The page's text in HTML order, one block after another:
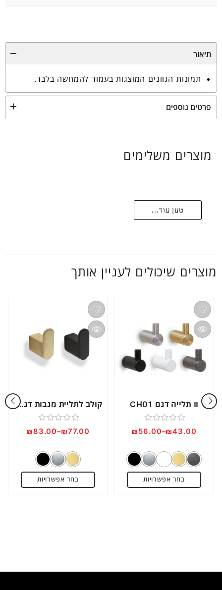
תיאור
תמונות הגוונים המוצגות בעמוד להמחשה בלבד.
פרטים נוספים
מוצרים משלימים
טען עוד...
מוצרים שיכולים לעניין אותך
וו תלייה דגם CH01
דורג
מתוך
5
₪43.00
–
₪56.00
בחר אפשרויות
קולב לתליית מגבות דגם RR10
דורג
מתוך
5
₪77.00
–
₪83.00
בחר אפשרויות